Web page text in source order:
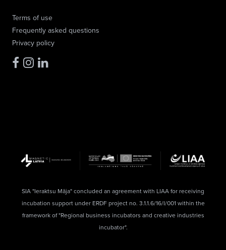
Terms of use
Frequently asked questions
Privacy policy
SIA "Ieraktsu Māja" concluded an agreement with LIAA for receiving
incubation support under ERDF project no. 3.1.1.6/16/I/001 within the
framework of "Regional business incubators and creative industries
incubator".